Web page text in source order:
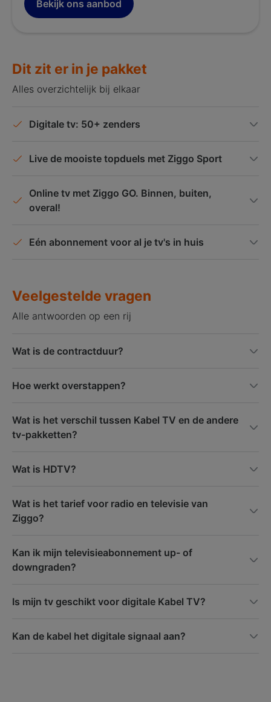
Bekijk ons aanbod
Dit zit er in je pakket
Alles overzichtelijk bij elkaar
Digitale tv: 50+ zenders
Live de mooiste topduels met Ziggo Sport
Online tv met Ziggo GO. Binnen, buiten,
overal!
Eén abonnement voor al je tv's in huis
Veelgestelde vragen
Alle antwoorden op een rij
Wat is de contractduur?
Hoe werkt overstappen?
Wat is het verschil tussen Kabel TV en de andere
tv-pakketten?
Wat is HDTV?
Wat is het tarief voor radio en televisie van
Ziggo?
Kan ik mijn televisieabonnement up- of
downgraden?
Is mijn tv geschikt voor digitale Kabel TV?
Kan de kabel het digitale signaal aan?